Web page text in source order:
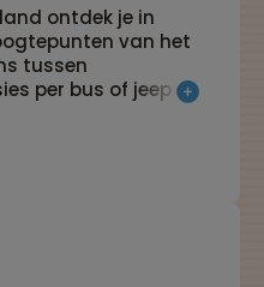
ontdek je in
van het
tussen
per bus of jeep en
afwisselende en
beleef je elke
met
en een rugzak